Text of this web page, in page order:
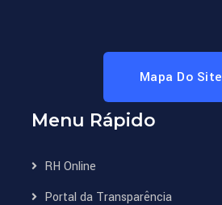
Mapa Do Site
Menu Rápido
RH Online
Portal da Transparência